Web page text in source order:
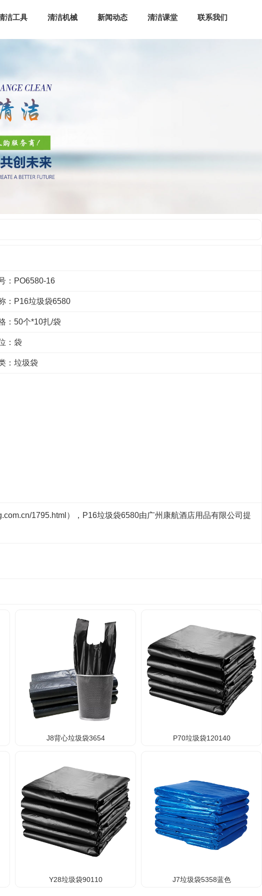
洁工具 清洁机械 新闻动态 清洁课堂 联系我们
：PO6580-16
：P16垃圾袋6580
：50个*10扎/袋
：袋
： 垃圾袋
1795.html），P16垃圾袋6580由广州康航酒店用品有限公司提
J8背心垃圾袋3654 P70垃圾袋120140
Y28垃圾袋90110 J7垃圾袋5358蓝色